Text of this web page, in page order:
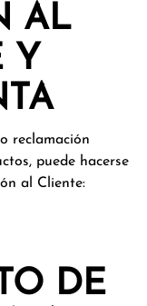
AL
Y
reclamación
puede hacerse
al Cliente:
DE